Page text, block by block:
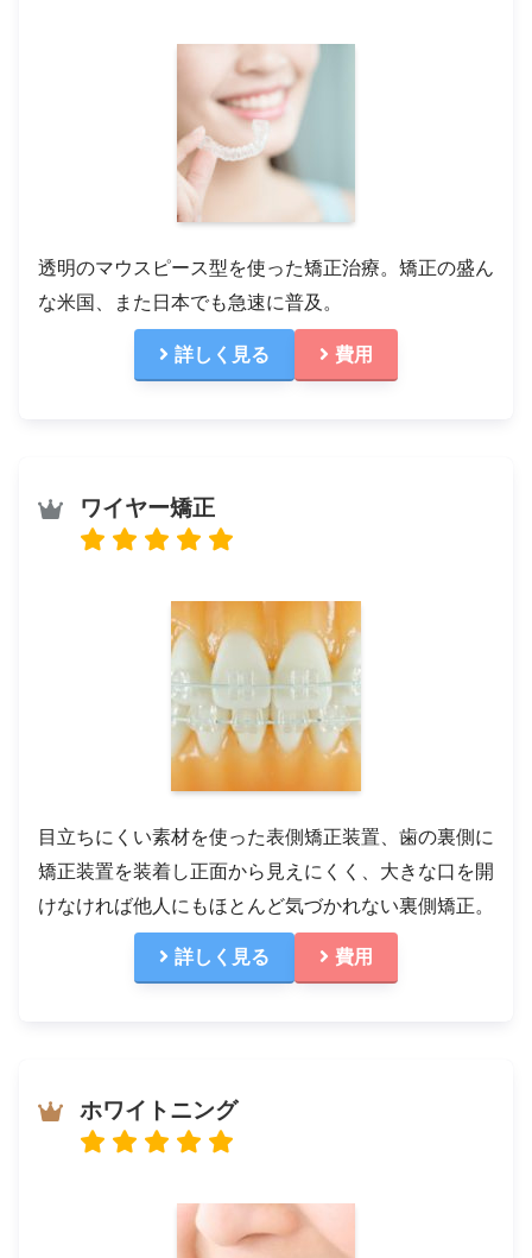
透明のマウスピース型を使った矯正治療。矯正の盛ん
な米国、また日本でも急速に普及。
詳しく見る 費用
ワイヤー矯正
目立ちにくい素材を使った表側矯正装置、歯の裏側に
矯正装置を装着し正面から見えにくく、大きな口を開
けなければ他人にもほとんど気づかれない裏側矯正。
詳しく見る 費用
ホワイトニング